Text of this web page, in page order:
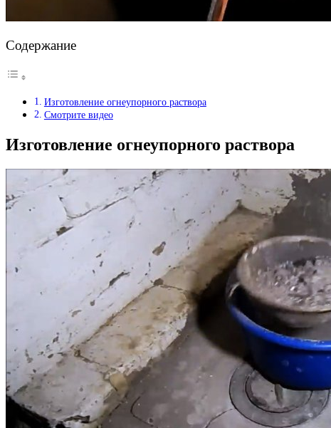
Содержание
Изготовление огнеупорного раствора
Смотрите видео
Изготовление огнеупорного раствора